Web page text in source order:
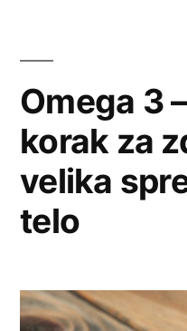
Omega 3
korak za
velika
telo